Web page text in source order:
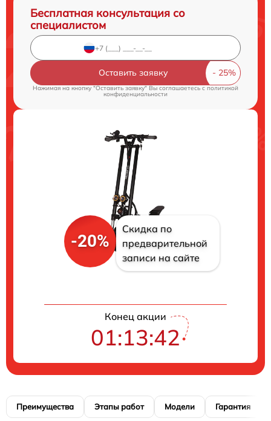
Бесплатная консультация со
специалистом
Оставить заявку
Нажимая на кнопку "Оставить заявку" Вы соглашаетесь c политикой
конфиденциальности
-20%
Скидка по
предварительной
записи на сайте
Конец акции
01:13:41
Преимущества Этапы работ Модели Гарантия